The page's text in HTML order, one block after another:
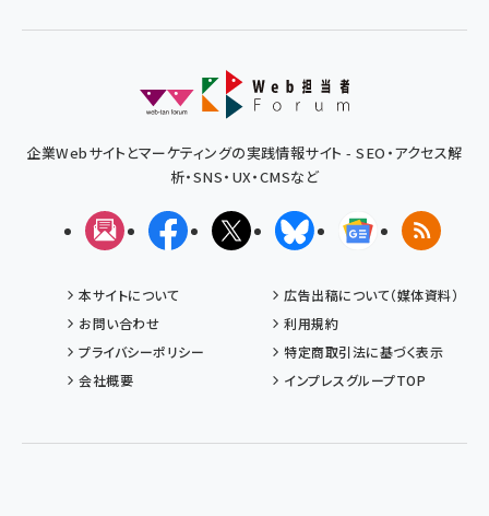
企業Webサイトとマーケティングの実践情報サイト - SEO・アクセス解
析・SNS・UX・CMSなど
メルマガFacebookX(エックス)BlueskyGoogleニュ
RSS
本サイトについて
広告出稿について（媒体資料）
お問い合わせ
利用規約
プライバシーポリシー
特定商取引法に基づく表示
会社概要
インプレスグループTOP